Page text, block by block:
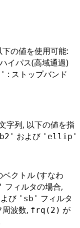
の値を使用可能:
イパス(高域通過)
: ストップバンド
字列, 以下の値を指
および 'ellip'
クトル (すなわ
フィルタの場合,
び 'sb' フィルタ
波数, frq(2) が